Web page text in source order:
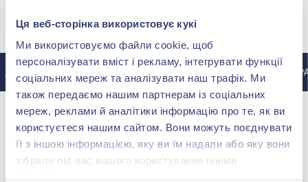
Ця веб-сторінка використовує кукі
Ми використовуємо файли cookie, щоб
персоналізувати вміст і рекламу, інтегрувати функції
соціальних мереж та аналізувати наш трафік. Ми
також передаємо нашим партнерам із соціальних
мереж, реклами й аналітики інформацію про те, як ви
користуєтеся нашим сайтом. Вони можуть поєднувати
її з іншою інформацією, яку ви їм надали або яку вони
зібрали під час вашого користування їхніми
МИ У INSTAGRAM
ІНСТАГРАМУ @ZOLOTAKOROLEVA ДО